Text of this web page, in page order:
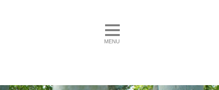
toggle navigation
MENU